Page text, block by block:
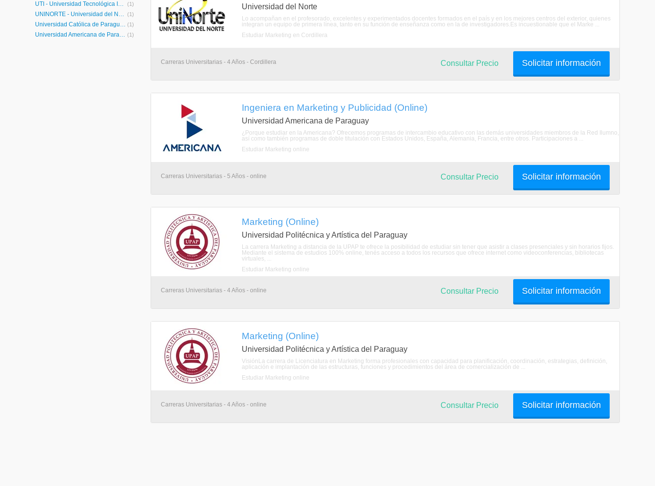
UTI - Universidad Tecnológica Intercontinental (1)
UNINORTE - Universidad del Norte (1)
Universidad Católica de Paraguay (1)
Universidad Americana de Paraguay (1)
Universidad del Norte
Lo acompañan en el profesorado, excelentes y experimentados docentes formados en el país y en los mejores centros del exterior, quienes
integran un equipo de primera línea, tanto en su función de enseñanza como en la de investigadores.Es incuestionable que el Marke ...
Estudiar Marketing en Cordillera
Carreras Universitarias - 4 Años - Cordillera Solicitar información
Consultar Precio
Ingeniera en Marketing y Publicidad (Online)
Universidad Americana de Paraguay
¿Porque estudiar en la Americana? Ofrecemos programas de intercambio educativo con las demás universidades miembros de la Red Ilumno,
así como también programas de doble titulación con Estados Unidos, España, Alemania, Francia, entre otros. Participaciones a ...
Estudiar Marketing online
Carreras Universitarias - 5 Años - online Solicitar información
Consultar Precio
Marketing (Online)
Universidad Politécnica y Artística del Paraguay
La carrera Marketing a distancia de la UPAP te ofrece la posibilidad de estudiar sin tener que asistir a clases presenciales y sin horarios fijos.
Mediante el sistema de estudios 100% online, tenés acceso a todos los recursos que ofrece internet como videoconferencias, bibliotecas
virtuales, ...
Estudiar Marketing online
Carreras Universitarias - 4 Años - online Solicitar información
Consultar Precio
Marketing (Online)
Universidad Politécnica y Artística del Paraguay
VisiónLa carrera de Licenciatura en Marketing forma profesionales con capacidad para planificación, coordinación, estrategias, definición,
aplicación e implantación de las estructuras, funciones y procedimientos del área de comercialización de ...
Estudiar Marketing online
Carreras Universitarias - 4 Años - online Solicitar información
Consultar Precio